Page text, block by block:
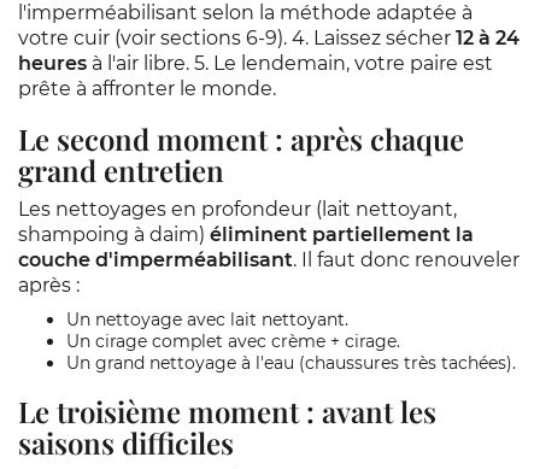
l'imperméabilisant selon la méthode adaptée à
votre cuir (voir sections 6-9). 4. Laissez sécher 12 à 24
heures à l'air libre. 5. Le lendemain, votre paire est
prête à affronter le monde.
Le second moment : après chaque
grand entretien
Les nettoyages en profondeur (lait nettoyant,
shampoing à daim) éliminent partiellement la
couche d'imperméabilisant. Il faut donc renouveler
après :
Un nettoyage avec lait nettoyant.
Un cirage complet avec crème + cirage.
Un grand nettoyage à l'eau (chaussures très tachées).
Le troisième moment : avant les
saisons difficiles